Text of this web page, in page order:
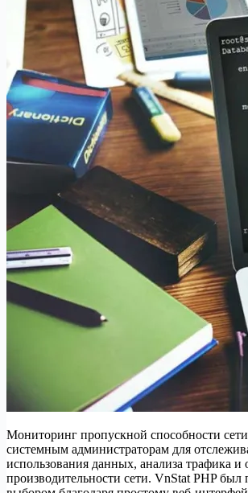
Мониторинг пропускной способности
системным администраторам для
использования данных, анализа трафика и
производительности сети. VnStat PHP